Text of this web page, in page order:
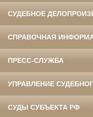
СУДЕБНОЕ
СПРАВОЧНАЯ
ПРЕСС-СЛУЖБА
УПРАВЛЕНИЕ
СУДЫ СУБЪЕКТА РФ